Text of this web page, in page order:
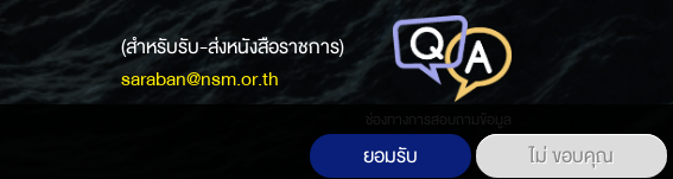
(สำหรับรับ-ส่งหนังสือราชการ)
saraban@nsm.or.th
ช่องทางการสอบถามข้อมูล
ยอมรับ ไม่ ขอบคุณ